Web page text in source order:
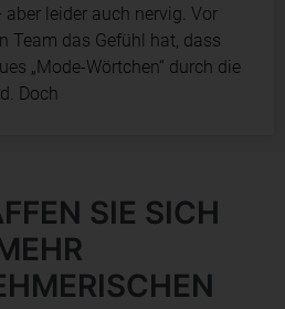
leider auch nervig. Vor
Team das Gefühl hat, dass
„Mode-Wörtchen“ durch die
Doch
SIE SICH